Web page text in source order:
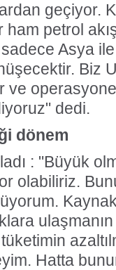
geçiyor.
petrol
Asya
Biz
ve
dedi.
dönem
: "Büyük
olabiliriz.
Hatta